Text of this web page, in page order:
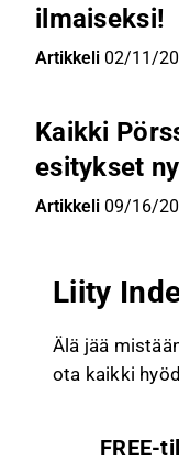
ilmaiseksi!
Artikkeli 02/11/
Kaikki
esitykset
Artikkeli 09/16/
Liity
Älä jää
ota kaikki
FREE-